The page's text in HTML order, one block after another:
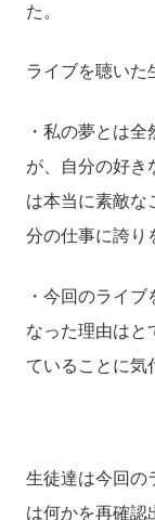
た。
ライブを聴いた
・私の夢とは
が、自分の好き
は本当に素敵な
分の仕事に誇り
・今回のライ
なった理由はと
ていることに気
生徒達は今回の
は何かを再確認